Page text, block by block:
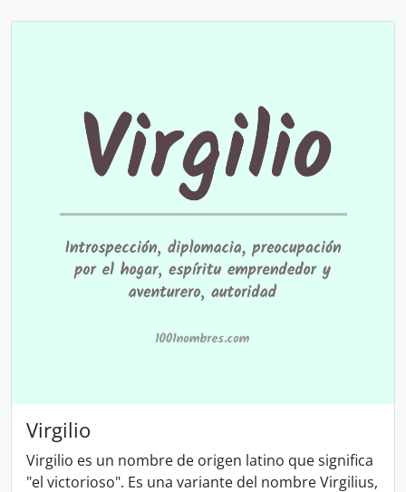
Virgilio
Virgilio es un nombre de origen latino que significa
"el victorioso". Es una variante del nombre Virgilius,